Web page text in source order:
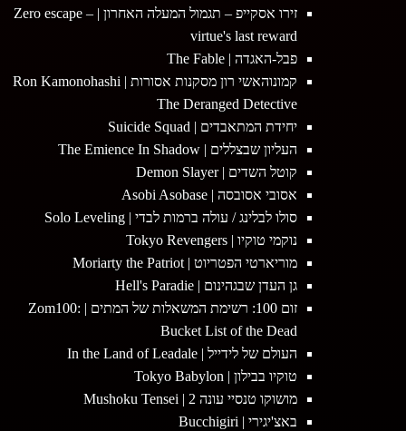
זירו אסקייפ – תגמול המעלה האחרון | Zero escape –
virtue's last reward
פבל-האגדה | The Fable
קמונוהאשי רון מסקנות אסורות | Ron Kamonohashi
The Deranged Detective
יחידת המתאבדים | Suicide Squad
העליון שבצללים | The Emience In Shadow
קוטל השדים | Demon Slayer
אסובי אסובסה | Asobi Asobase
סולו לבלינג / עולה ברמות לבדי | Solo Leveling
נוקמי טוקיו | Tokyo Revengers
מוריארטי הפטריוט | Moriarty the Patriot
גן העדן שבגהינום | Hell's Paradie
זום 100: רשימת המשאלות של המתים | Zom100:
Bucket List of the Dead
העולם של לידייל | In the Land of Leadale
טוקיו בבילון | Tokyo Babylon
מושוקו טנסיי עונה 2 | Mushoku Tensei
באצ'יגירי | Bucchigiri